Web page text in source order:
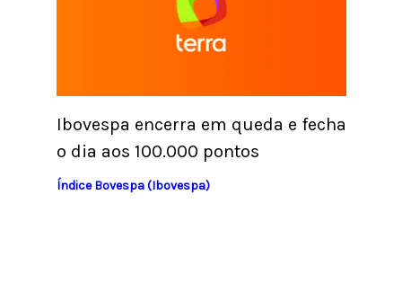
Ibovespa encerra em queda e fecha
o dia aos 100.000 pontos
Índice Bovespa (Ibovespa)